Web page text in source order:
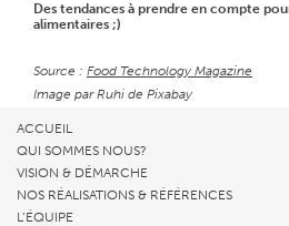
Des tendances à prendre en compte
alimentaires ;)
Source : Food Technology Magazine
Image parRuhi de Pixabay
ACCUEIL
QUI SOMMES NOUS?
VISION & DÉMARCHE
NOS RÉALISATIONS & RÉFÉRENCES
L’ÉQUIPE